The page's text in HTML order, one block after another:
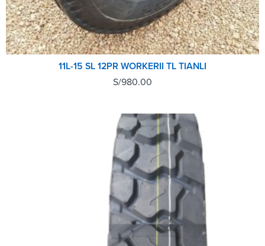
11L-15 SL 12PR WORKERII TL TIANLI
S/980.00